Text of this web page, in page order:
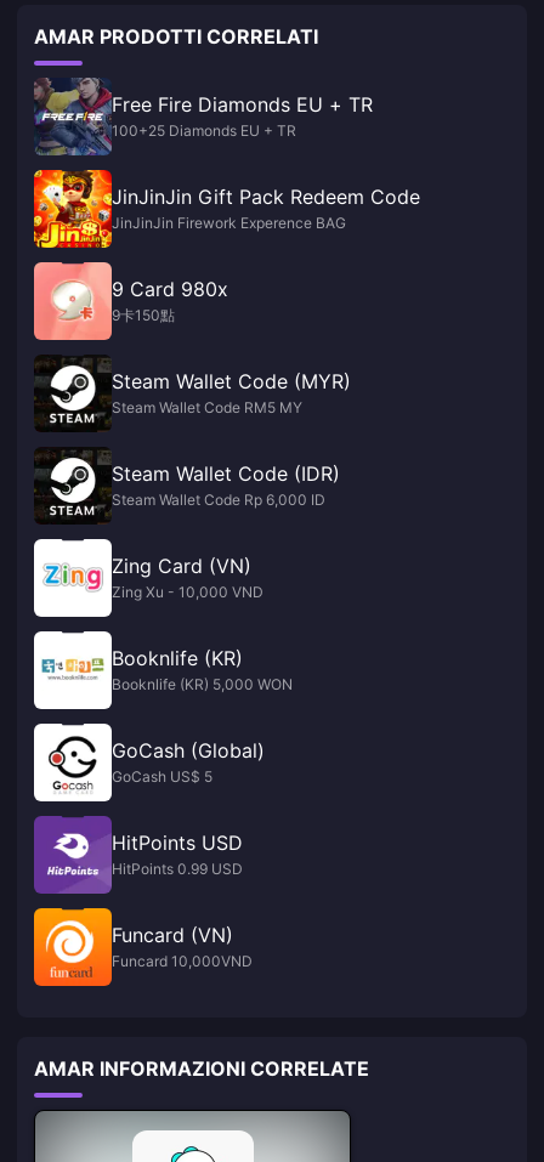
AMAR PRODOTTI CORRELATI
Free Fire Diamonds EU + TR
100+25 Diamonds EU + TR
JinJinJin Gift Pack Redeem Code
JinJinJin Firework Experence BAG
9 Card 980x
9卡150點
Steam Wallet Code (MYR)
Steam Wallet Code RM5 MY
Steam Wallet Code (IDR)
Steam Wallet Code Rp 6,000 ID
Zing Card (VN)
Zing Xu - 10,000 VND
Booknlife (KR)
Booknlife (KR) 5,000 WON
GoCash (Global)
GoCash US$ 5
HitPoints USD
HitPoints 0.99 USD
Funcard (VN)
Funcard 10,000VND
AMAR INFORMAZIONI CORRELATE